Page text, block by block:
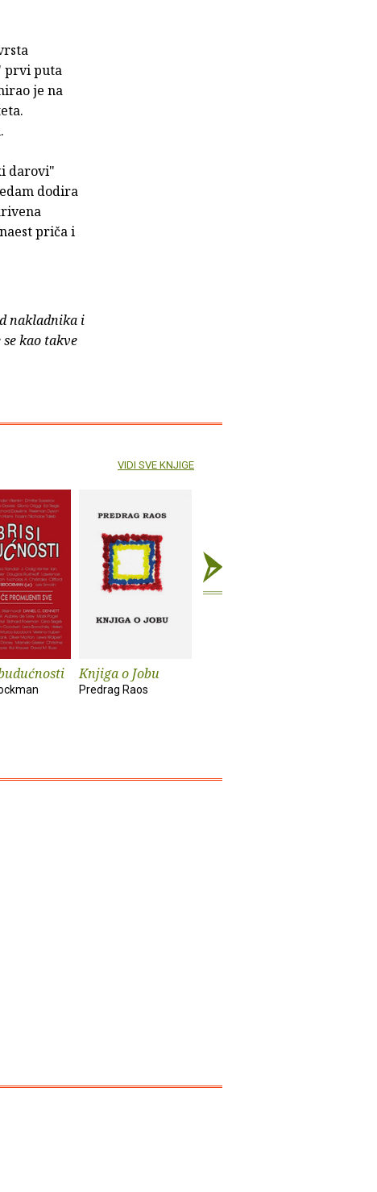
prvi puta
je na
darovi"
dodira
priča i
nakladnika i
kao takve
Knjiga o Jobu
Predrag Raos
VIDI SVE KNJIGE